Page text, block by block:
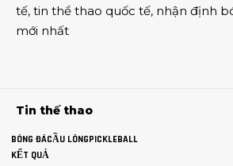
tế, tin thể thao quốc tế, nhận định
mới nhất
Tin thế thao
BÓNG ĐÁCẦU LÔNGPICKLEBALL
KẾT QUẢ